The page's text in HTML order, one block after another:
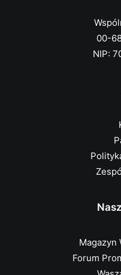
00-
NIP:
Magazyn
Forum